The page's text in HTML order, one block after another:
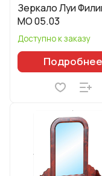
Зеркало Луи
МО 05.03
Доступно к заказу
Подробнее